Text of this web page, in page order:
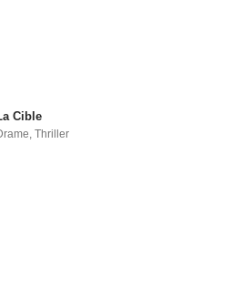
Cible
,Thriller